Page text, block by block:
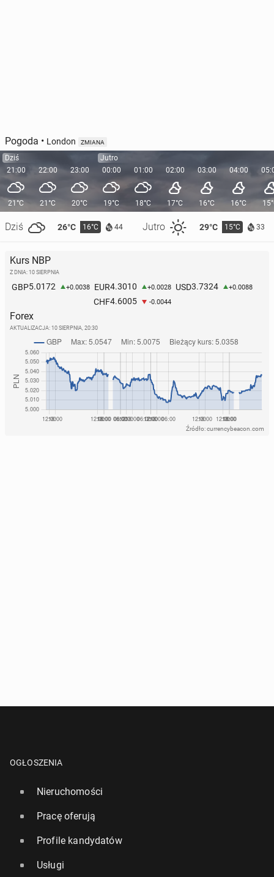
Pogoda • London ZMIANA
Dziś
21:00
21°C
Dziś 26°C 16°C 44 Jutro 29°C 15°C 33
22:00
21°C
23:00
20°C
Jutro
00:00
19°C
01:00
18°C
02:00
17°C
03:00
16°C
04:00
16°C
Kurs NBP
Z DNIA: 10 SIERPNIA
GBP5.0172 +0.0038 EUR4.3010 +0.0028 USD3.7324 +0.0088
CHF4.6005 -0.0044
Forex
AKTUALIZACJA: 10 SIERPNIA, 20:30
Źródło: currencybeacon.com
OGŁOSZENIA
Nieruchomości
Pracę oferują
Profile kandydatów
Usługi